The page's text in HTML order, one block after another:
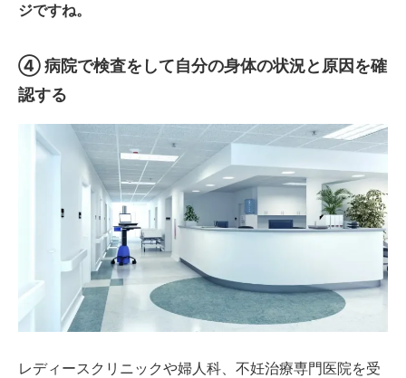
ジですね。
④病院で検査をして自分の身体の状況と原因を確
認する
レディースクリニックや婦人科、不妊治療専門医院を受